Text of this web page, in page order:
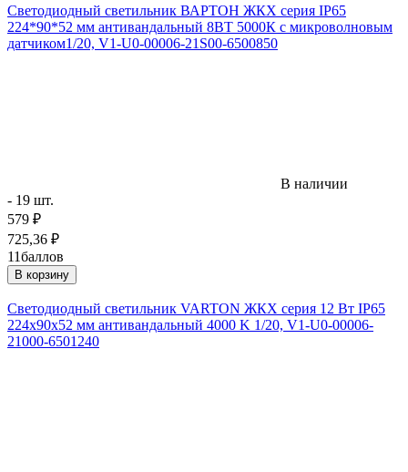
Светодиодный светильник ВАРТОН ЖКХ серия IP65
224*90*52 мм антивандальный 8ВТ 5000К с микроволновым
датчиком1/20, V1-U0-00006-21S00-6500850
В наличии
- 19 шт.
579 ₽
725,36 ₽
11баллов
В корзину
Светодиодный светильник VARTON ЖКХ серия 12 Вт IP65
224х90х52 мм антивандальный 4000 K 1/20, V1-U0-00006-
21000-6501240